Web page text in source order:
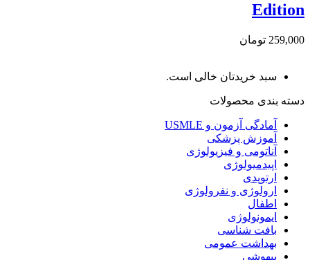
Edition
259,000 تومان
سبد خریدتان خالی است.
دسته بندی محصولات
آمادگی آزمون و USMLE
آموزش پزشکی
آناتومی و فیزیولوژی
اپیدمیولوژی
ارتوپدی
ارولوژی و نفرولوژی
اطفال
ایمونولوژی
بافت شناسی
بهداشت عمومی
بیهوشی